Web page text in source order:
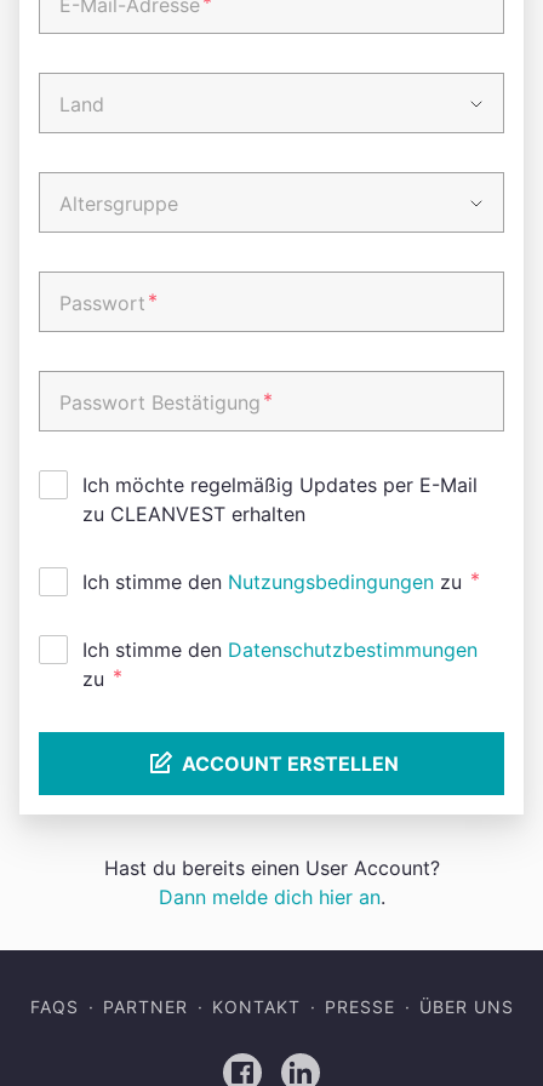
E-Mail-Adresse
Land
Altersgruppe
Passwort *
Passwort Bestätigung *
Ich möchte regelmäßig Updates per E-Mail
zu CLEANVEST erhalten
Ich stimme den Nutzungsbedingungen zu *
Ich stimme den Datenschutzbestimmungen
zu *
ACCOUNT ERSTELLEN
Hast du bereits einen User Account?
Dann melde dich hier an.
FAQS PARTNER KONTAKT PRESSE ÜBER UNS